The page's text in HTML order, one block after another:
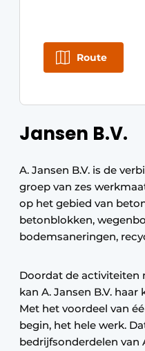
Jansen B.V.
A. Jansen B.V. is de
groep van zes
op het gebied van
betonblokken,
bodemsaneringen,
Doordat de activiteiten
kan A. Jansen B.V.
Met het voordeel van
begin, het hele werk.
bedrijfsonderdelen van
Route